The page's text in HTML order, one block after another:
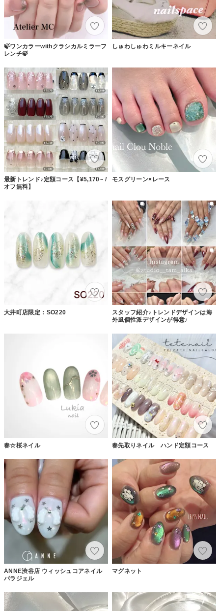
🍃ワンカラーwithクラシカルミラーフ
レンチ🍃
しゅわしゅわミルキーネイル
最新トレンド♪定額コース【¥5,170~ /
オフ無料】
モスグリーン×レース
大井町店限定：SO220
スタッフ紹介♪トレンドデザインは海
外風個性派デザインが得意♪
春☆桜ネイル 春先取りネイル ハンド定額コース
ANNE渋谷店 ウィッシュコアネイル
パラジェル
マグネット